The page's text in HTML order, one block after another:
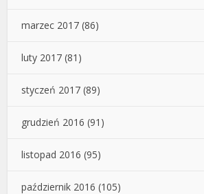
marzec 2017 (86)
luty 2017 (81)
styczeń 2017 (89)
grudzień 2016 (91)
listopad 2016 (95)
październik 2016 (105)